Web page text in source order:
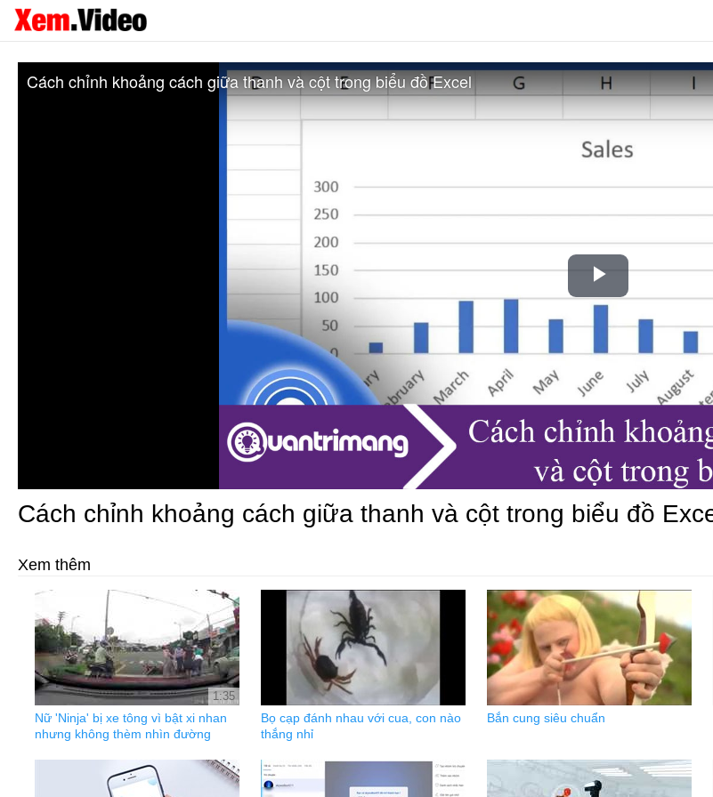
Play
Video
Cách chỉnh khoảng cách giữa thanh và cột trong biểu đồ Excel
Cách chỉnh khoảng cách giữa thanh và cột trong biểu đồ
Xem thêm
1:35
Nữ 'Ninja' bị xe tông vì bật xi nhan
nhưng không thèm nhìn đường
Bọ cạp đánh nhau với cua, con nào
thắng nhỉ
Bắn cung siêu chuẩn